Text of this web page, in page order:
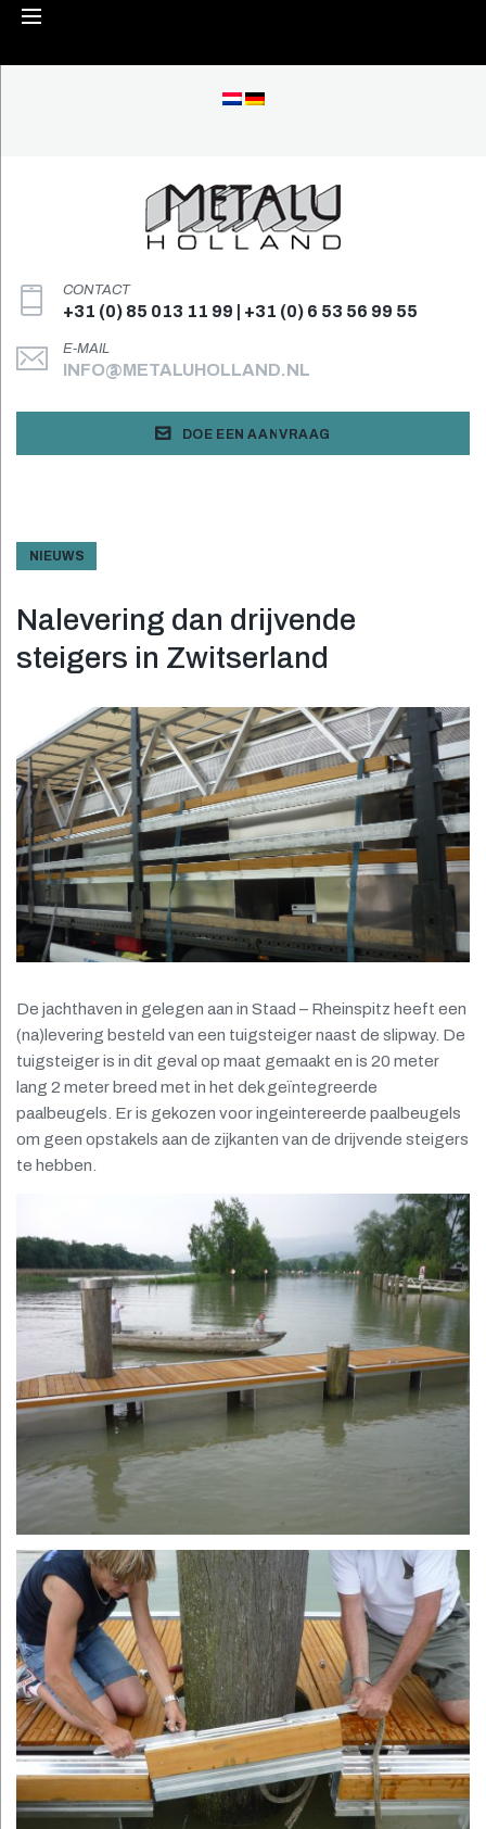
Skip
content
CONTACT
+31 (0) 85 013 11 99 | +31 (0) 6 53 56 99 55
E-MAIL
INFO@METALUHOLLAND.NL
DOE EEN AANVRAAG
NIEUWS
Nalevering dan drijvende
steigers in Zwitserland
De jachthaven in gelegen aan in Staad – Rheinspitz heeft een
(na)levering besteld van een tuigsteiger naast de slipway. De
tuigsteiger is in dit geval op maat gemaakt en is 20 meter
lang 2 meter breed met in het dek geïntegreerde
paalbeugels. Er is gekozen voor ingeintereerde paalbeugels
om geen opstakels aan de zijkanten van de drijvende steigers
te hebben.